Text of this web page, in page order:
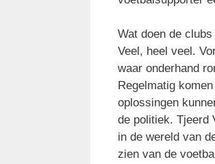
Wat doen de
Veel, heel veel.
waar onderhand
Regelmatig
oplossingen
de politiek. Tjeerd
in de wereld van
zien van de